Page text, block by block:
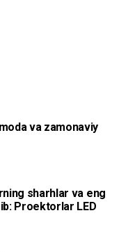
va zamonaviy
sharhlar va eng
Proektorlar LED